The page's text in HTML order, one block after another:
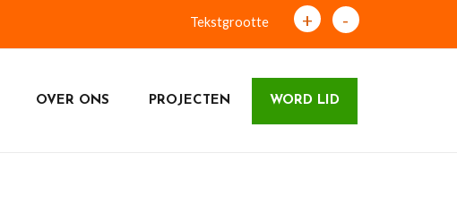
Tekstgrootte + -
OVER ONS PROJECTEN WORD LID